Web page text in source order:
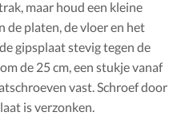
maar houd een kleine
de platen, de vloer en het
gipsplaat stevig tegen de
de 25 cm, een stukje vanaf
vast. Schroef door
is verzonken.